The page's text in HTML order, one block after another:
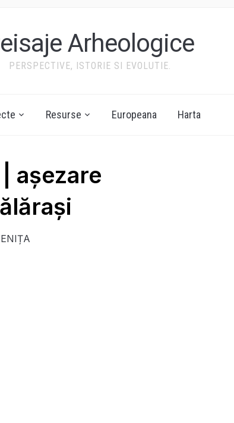
Arheologice
PERSPECTIVE, ISTORIE SI EVOLUTIE.
Resurse Europeana Harta
așezare